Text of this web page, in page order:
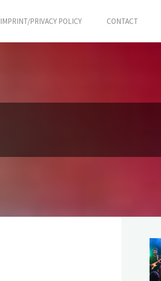
IMPRINT/PRIVACY POLICY CONTACT